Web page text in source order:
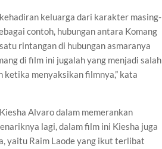
keluarga dari karakter masing-
contoh, hubungan antara Komang
rintangan di hubungan asmaranya
di film ini jugalah yang menjadi salah
ketika menyaksikan filmnya,” kata
Alvaro dalam memerankan
lagi, dalam film ini Kiesha juga
yaitu Raim Laode yang ikut terlibat